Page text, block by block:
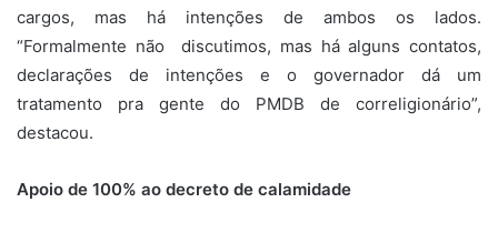
cargos, mas há intenções de ambos os lados.
“Formalmente não discutimos, mas há alguns contatos,
declarações de intenções e o governador dá um
tratamento pra gente do PMDB de correligionário”,
destacou.
Apoio de 100% ao decreto de calamidade